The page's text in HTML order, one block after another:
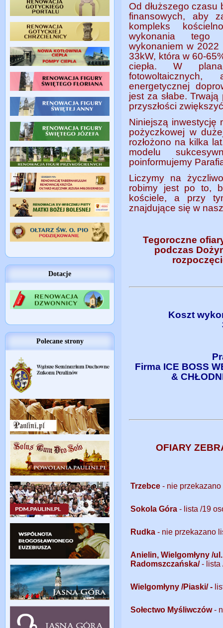
Dotacje
Polecane strony
Od dłuższego
finansowych, aby
kompleks
wykonania tego
wykonaniem w 2022
33kW, która w 60-
ciepła. W
energetycznej
jest za słabe.
przyszłości
Niniejszą inwestycję
pożyczkowej w
rozłożono na kilka
modelu
poinformujemy
Liczymy na
robimy jest po to,
kościele, a przy
znajdujące się w
Tegoroczne
podczas
Koszt
Firma ICE BOSS
&
OFIARY
Trzebce- nie przekazano
Sokola Góra- lista /19
Rudka- nie przekazano
Anielin, Wielgomłyny /
Radomszczańska/- lista
Wielgomłyny /Piaski/ -
Sołectwo Myśliwczów-